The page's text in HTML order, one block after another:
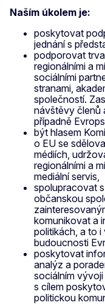
Naším úkolem je:
poskytovat
jednání s
podporovat
regionálními a
sociálními
stranami,
společností.
návštěvy členů
případně
být hlasem
o EU se
médiích,
regionálními a
mediální servis,
spolupracovat
občanskou
komunikovat a
politikách, a to
budoucnosti
poskytovat
analýz a
sociálním
s cílem
politickou